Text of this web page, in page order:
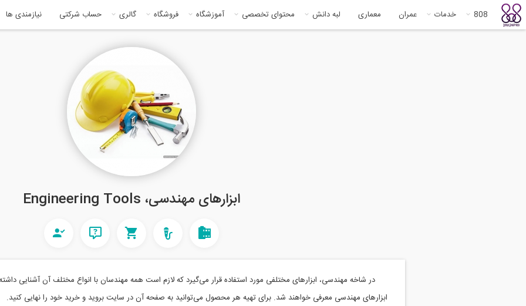
808 خدمات عمران معماری لبه دانش محتوای تخصصی آموزشگاه فروشگاه گالری حساب شرکتی نیازمندی ها
ابزارهای مهندسی، Engineering Tools
در شاخه مهندسی، ابزارهای مختلفی مورد استفاده قرار می‌گیرد که لازم است همه مهندسان با انواع مختلف آن آشنایی
ابزارهای مهندسی معرفی خواهند شد. برای تهیه هر محصول می‌توانید به صفحه آن در سایت بروید و خرید خود را نهایی کنید.